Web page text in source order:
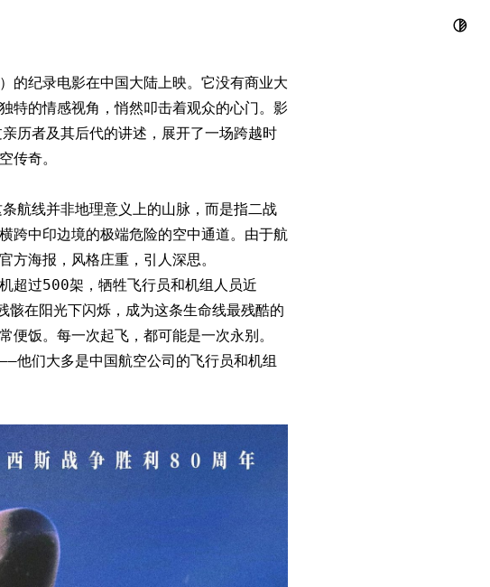
，揭秘二战“死
纪录电影在中国大陆上映。它没有商业大
特的情感视角，悄然叩击着观众的心门。影
历者及其后代的讲述，展开了一场跨越时
传奇。
航线并非地理意义上的山脉，而是指二战
跨中印边境的极端危险的空中通道。由于航
方海报，风格庄重，引人深思。
超过500架，牺牲飞行员和机组人员近
在阳光下闪烁，成为这条生命线最残酷的
饭。每一次起飞，都可能是一次永别。
他们大多是中国航空公司的飞行员和机组